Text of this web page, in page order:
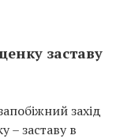
заставу
захід
– заставу в